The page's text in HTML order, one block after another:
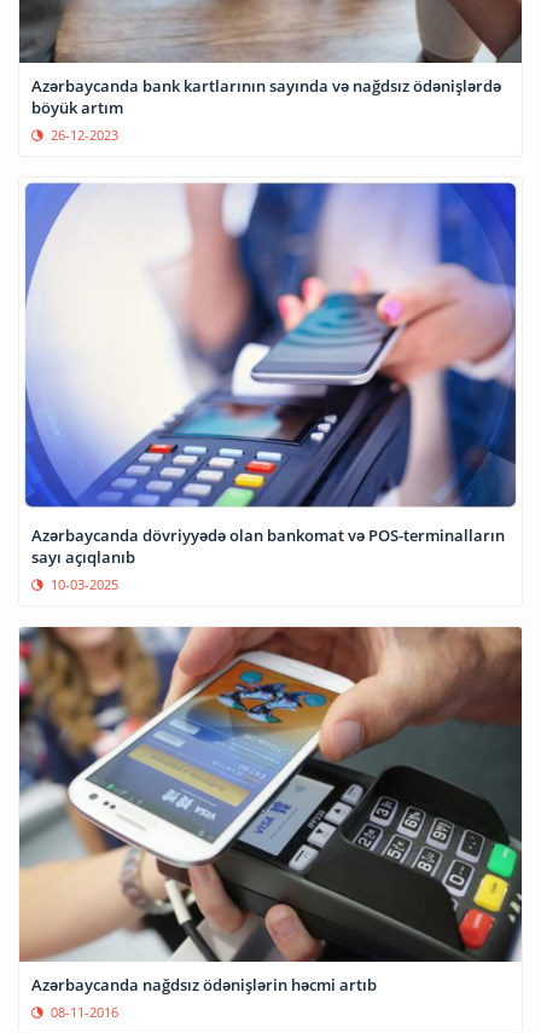
Azərbaycanda bank kartlarının sayında və nağdsız ödənişlərdə
böyük artım
26-12-2023
Azərbaycanda dövriyyədə olan bankomat və POS-terminalların
sayı açıqlanıb
10-03-2025
Azərbaycanda nağdsız ödənişlərin həcmi artıb
08-11-2016